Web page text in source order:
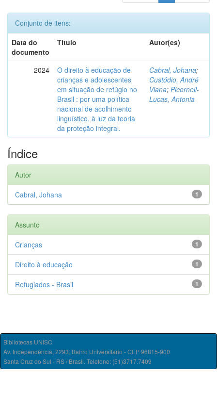
Conjunto de itens:
Data do
documento
Título Autor(es)
2024
O direito à educação de
crianças e adolescentes
em situação de refúgio no
Brasil : por uma política
nacional de acolhimento
linguístico, à luz da teoria
da proteção integral.
Cabral, Johana;
Custódio, André
Viana; Picornell-
Lucas, Antonia
Índice
Autor
1
Cabral, Johana
Assunto
1
Crianças
1
Direito à educação
1
Refugiados - Brasil
Bibliotecas UNISC
Av. Independência, 2293, Bairro Universitário - CEP 96815-900
Santa Cruz do Sul - RS / Brasil. Telefone: (51)3717.7409